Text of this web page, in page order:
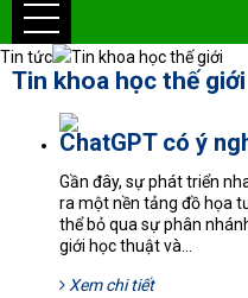
Tin tức Tin khoa học thế giới
Tin khoa học thế giới
ChatGPT có ý
Gần đây, sự phát triển
ra một nền tảng đồ họa
thể bỏ qua sự phân
giới học thuật và...
Xem chi tiết